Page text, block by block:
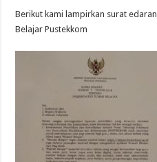
Berikut kami lampirkan surat
Belajar Pustekkom